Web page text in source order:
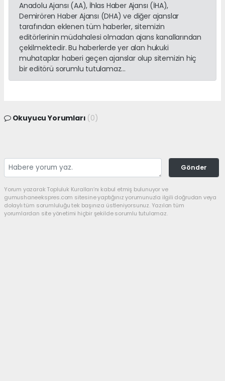
Anadolu Ajansı (AA), İhlas Haber Ajansı (İHA),
Demirören Haber Ajansı (DHA) ve diğer ajanslar
tarafından eklenen tüm haberler, sitemizin
editörlerinin müdahalesi olmadan ajans kanallarından
çekilmektedir. Bu haberlerde yer alan hukuki
muhataplar haberi geçen ajanslar olup sitemizin hiç
bir editörü sorumlu tutulamaz...
Okuyucu Yorumları (0)
Gönder
Yorum yazarak Topluluk Kuralları’nı kabul etmiş bulunuyor ve
gumushaneekspres.com sitesine yaptığınız yorumunuzla ilgili doğrudan veya
dolaylı tüm sorumluluğu tek başınıza üstleniyorsunuz. Yazılan tüm
yorumlardan site yönetimi hiçbir şekilde sorumlu tutulamaz.